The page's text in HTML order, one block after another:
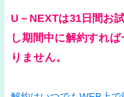
U－NEXTは31日間お
し期間中に解約すれ
りません。